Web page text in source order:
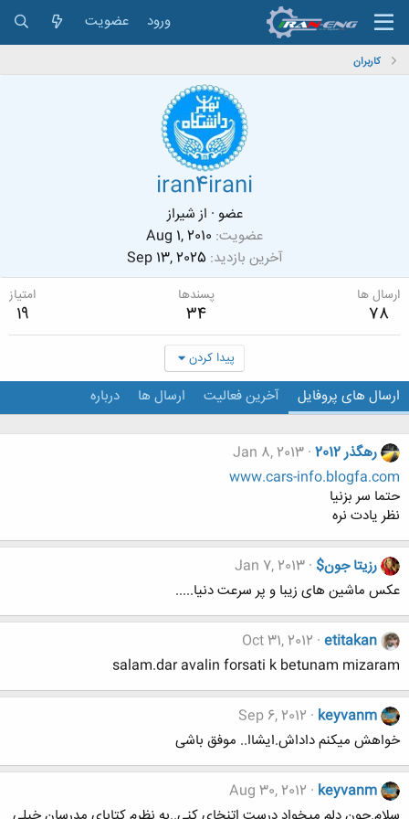
ورود عضویت
کاربران
iran4irani
عضو · ازشیراز
عضویت Aug 1, 2010
آخرین بازدید Sep 13, 2025
ارسال ها
78
پسندها
34
امتیاز
19
پیدا کردن
ارسال های پروفایل آخرین فعالیت ارسال ها درباره
رهگذر 2012
Jan 8, 2013
www.cars-info.blogfa.com
حتما سر بزنیا
نظر یادت نره
رزیتا جون$ Jan 7, 2013
عکس ماشین های زیبا و پر سرعت دنیا.....
etitakan
Oct 31, 2012
salam.dar avalin forsati k betunam mizaram
keyvanm
Sep 6, 2012
خواهش میکنم داداش.ایشاا.. موفق باشی
keyvanm
Aug 30, 2012